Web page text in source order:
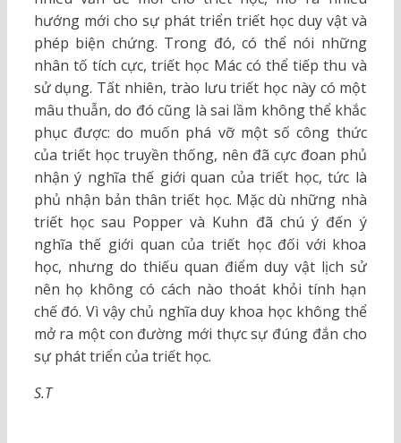
hướng mới cho sự phát triển triết học duy vật và
phép biện chứng. Trong đó, có thể nói những
nhân tố tích cực, triết học Mác có thể tiếp thu và
sử dụng. Tất nhiên, trào lưu triết học này có một
mâu thuẫn, do đó cũng là sai lầm không thể khắc
phục được: do muốn phá vỡ một số công thức
của triết học truyền thống, nên đã cực đoan phủ
nhận ý nghĩa thế giới quan của triết học, tức là
phủ nhận bản thân triết học. Mặc dù những nhà
triết học sau Popper và Kuhn đã chú ý đến ý
nghĩa thế giới quan của triết học đối với khoa
học, nhưng do thiếu quan điểm duy vật lịch sử
nên họ không có cách nào thoát khỏi tính hạn
chế đó. Vì vậy chủ nghĩa duy khoa học không thể
mở ra một con đường mới thực sự đúng đắn cho
sự phát triển của triết học.
S.T